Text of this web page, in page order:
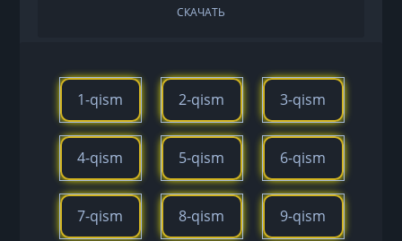
СКАЧАТЬ
1-qism 2-qism 3-qism
4-qism 5-qism 6-qism
7-qism 8-qism 9-qism